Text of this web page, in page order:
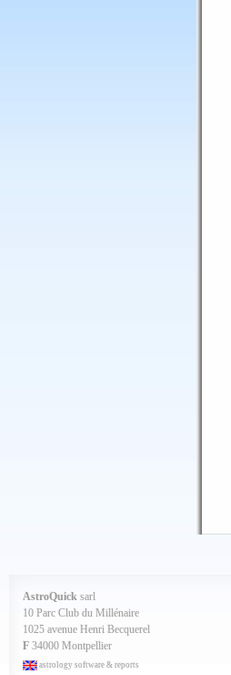
AstroQuick sarl
10 Parc Club du Millénaire
1025 avenue Henri Becquerel
F 34000 Montpellier
astrology software & reports